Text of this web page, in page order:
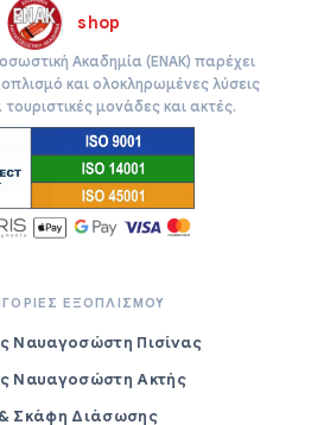
shop
Ακαδημία (ΕΝΑΚ) παρέχει
και ολοκληρωμένες λύσεις
μονάδες και ακτές.
ΕΞΟΠΛΙΣΜΟΥ
Ναυαγοσώστη Πισίνας
Ναυαγοσώστη Ακτής
Σκάφη Διάσωσης